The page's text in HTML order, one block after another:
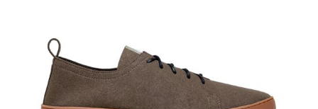
R$ 200,00
R$ 400,00
TAMANHO